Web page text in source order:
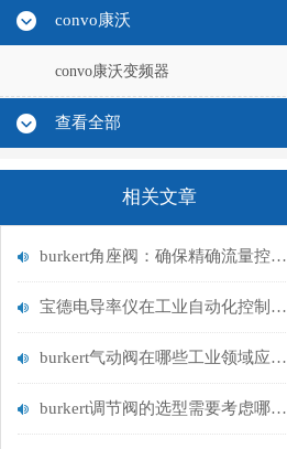
convo康沃
convo康沃变频器
查看全部
相关文章
burkert角座阀：确保精确流量控制的关键
宝德电导率仪在工业自动化控制中的重要性
burkert气动阀在哪些工业领域应用广泛？
burkert调节阀的选型需要考虑哪些因素？